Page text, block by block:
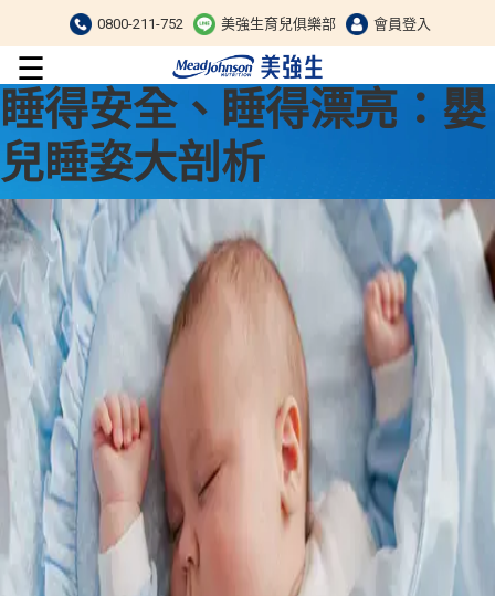
0800-211-752 美強生育兒俱樂部 會員登入
☰
睡得安全、睡得漂亮：嬰
兒睡姿大剖析